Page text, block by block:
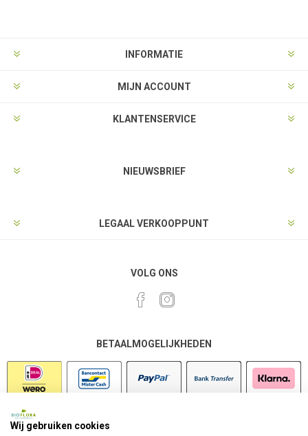
INFORMATIE
MIJN ACCOUNT
KLANTENSERVICE
NIEUWSBRIEF
LEGAAL VERKOOPPUNT
VOLG ONS
BETAALMOGELIJKHEDEN
Wij gebruiken cookies